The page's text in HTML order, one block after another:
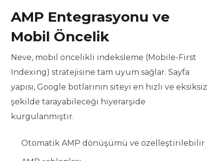
AMP Entegrasyonu ve
Mobil Öncelik
Neve, mobil öncelikli indeksleme (Mobile-First
Indexing) stratejisine tam uyum sağlar. Sayfa
yapısı, Google botlarının siteyi en hızlı ve eksiksiz
şekilde tarayabileceği hiyerarşide
kurgulanmıştır.
Otomatik AMP dönüşümü ve özelleştirilebilir